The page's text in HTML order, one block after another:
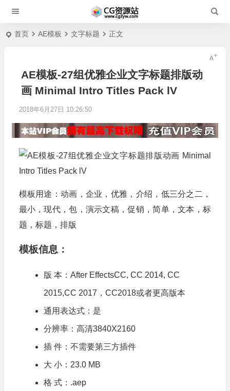
首页 AE模板 文字标题 正文
AE模板-27组优雅企业文字标题排版动
画 Minimal Intro Titles Pack lV
2018年6月27日 10:26:50
模板用途：动画，企业，优雅，介绍，低三分之二，
最小，现代，包，演示文稿，促销，简单，文本，标
题，标题，排版
模板信息：
版 本：After EffectsCC, CC 2014, CC
2015,CC 2017，CC2018或者更高版本
通用表达式：是
分辨率：高清3840X2160
插 件：不需要第三方插件
大 小：23.0 MB
格 式：.aep